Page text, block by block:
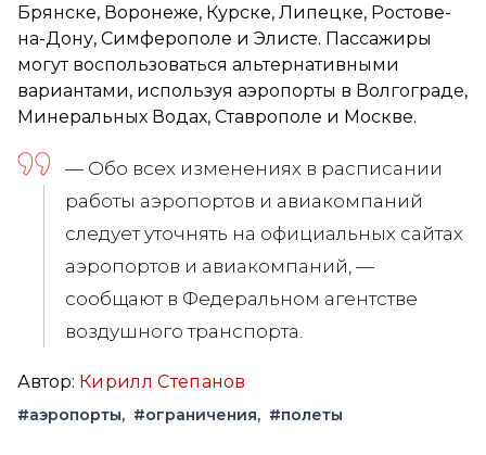
Брянске, Воронеже, Курске, Липецке, Ростове-
на-Дону, Симферополе и Элисте. Пассажиры
могут воспользоваться альтернативными
вариантами, используя аэропорты в Волгограде,
Минеральных Водах, Ставрополе и Москве.
— Обо всех изменениях в расписании
работы аэропортов и авиакомпаний
следует уточнять на официальных сайтах
аэропортов и авиакомпаний, —
сообщают в Федеральном агентстве
воздушного транспорта.
Автор: Кирилл Степанов
#аэропорты #ограничения #полеты